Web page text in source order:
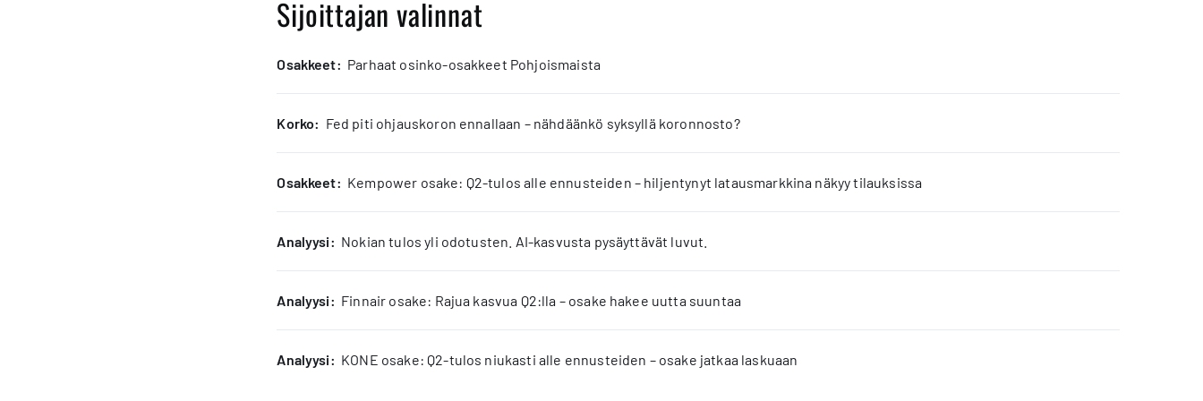
Sijoittajan valinnat
osakkeet: Parhaat osinko-osakkeet Pohjoismaista
korko: Fed piti ohjauskoron ennallaan – nähdäänkö syksyllä koronnosto?
osakkeet: Kempower osake: Q2-tulos alle ennusteiden – hiljentynyt latausmarkkina näkyy tilauksissa
analyysi: Nokian tulos yli odotusten. AI-kasvusta pysäyttävät luvut.
analyysi: Finnair osake: Rajua kasvua Q2:lla – osake hakee uutta suuntaa
analyysi: KONE osake: Q2-tulos niukasti alle ennusteiden – osake jatkaa laskuaan